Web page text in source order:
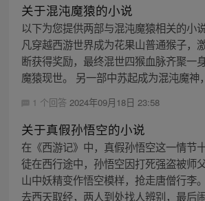
关于混沌魔猿的小说
以下为您提供两部与混沌魔猿相关的小
凡穿越西游世界成为花果山普通猴子，
断获得奖励，最终混世四猴血脉齐聚一
魔猿现世。 另一部中苏起成为混沌魔神
1 个回答 2024年09月18日 23:58
关于真假孙悟空的小说
在《西游记》中，真假孙悟空这一情节
徒在西行途中，孙悟空因打死强盗被师
山中妖精变作悟空模样，抢走唐僧行李
去西天取经，两人到处找人辨别，最后